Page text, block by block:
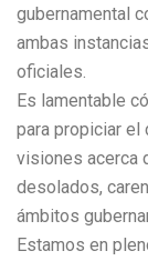
gubernamental
ambas
oficiales.
Es lamentable
para propiciar el
visiones acerca
desolados,
ámbitos
Estamos en